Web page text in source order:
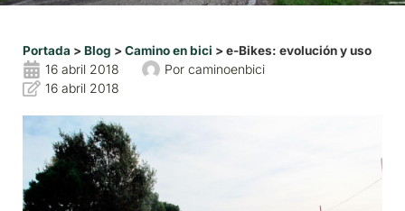
Portada > Blog > Camino en bici > e-Bikes: evolución y uso
16 abril 2018 Por caminoenbici
16 abril 2018